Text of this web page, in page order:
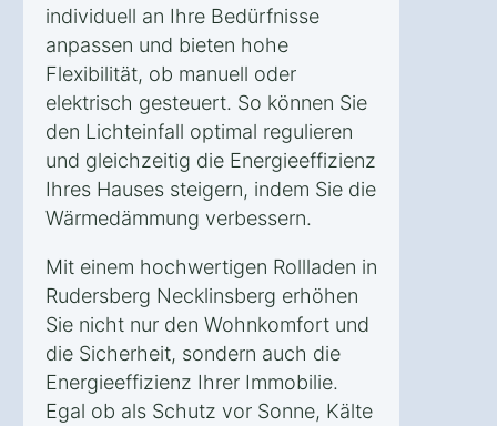
individuell an Ihre Bedürfnisse
anpassen und bieten hohe
Flexibilität, ob manuell oder
elektrisch gesteuert. So können Sie
den Lichteinfall optimal regulieren
und gleichzeitig die Energieeffizienz
Ihres Hauses steigern, indem Sie die
Wärmedämmung verbessern.
Mit einem hochwertigen Rollladen in
Rudersberg Necklinsberg erhöhen
Sie nicht nur den Wohnkomfort und
die Sicherheit, sondern auch die
Energieeffizienz Ihrer Immobilie.
Egal ob als Schutz vor Sonne, Kälte